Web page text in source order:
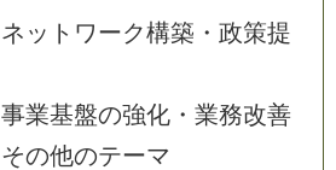
ネ ッ ト ワーク構築 ・ 政策提
事業基盤の強化 ・ 業務改善
その他のテーマ